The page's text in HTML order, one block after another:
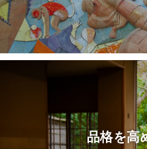
品格を高